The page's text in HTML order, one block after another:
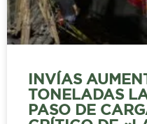
INVÍAS
TONELADAS
PASO DE